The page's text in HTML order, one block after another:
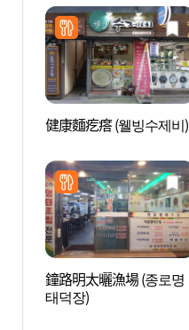
健康麵疙瘩 (웰빙수제비)
鐘路明太曬漁場 (종로명
태덕장)